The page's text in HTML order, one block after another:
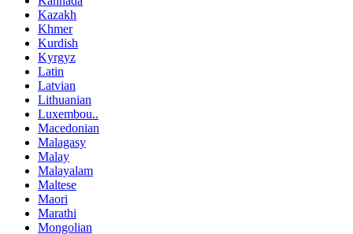
Kazakh
Khmer
Kurdish
Kyrgyz
Latin
Latvian
Lithuanian
Luxembou..
Macedonian
Malagasy
Malay
Malayalam
Maltese
Maori
Marathi
Mongolian